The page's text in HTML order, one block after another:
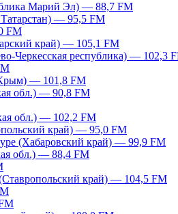
Марий Эл) — 88,7 FM
— 95,5 FM
FM
край) — 105,1 FM
Черкесская республика) — 102,3
— 101,8 FM
обл.) — 90,8 FM
обл.) — 102,2 FM
край) — 95,0 FM
(Хабаровский край) — 99,9 FM
обл.) — 88,4 FM
край) — 104,5 FM